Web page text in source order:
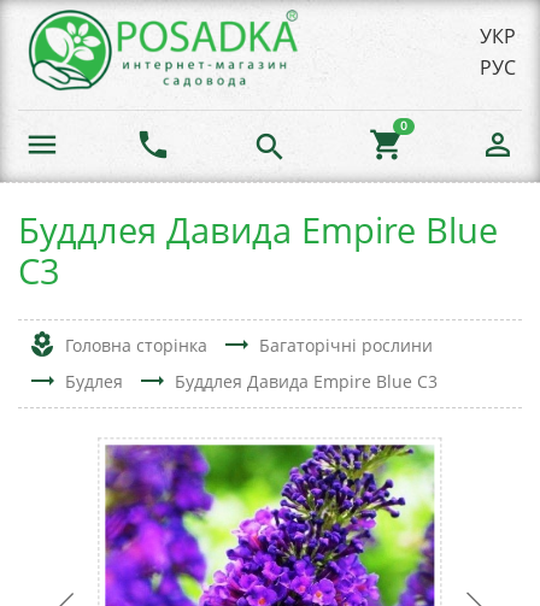
УКР
РУС
menu phone search shopping_cart
0
person_outline
Буддлея Давида Empire Blue
С3
local_florist Головна сторінка trending_flat Багаторічні рослини
trending_flat Будлея trending_flat Буддлея Давида Empire Blue С3